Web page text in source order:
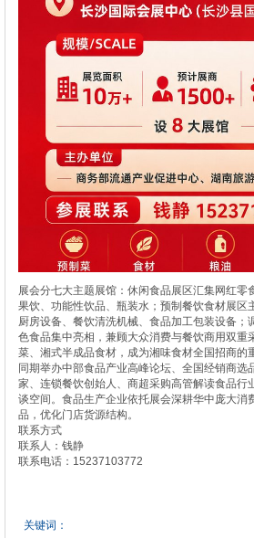
展会分七大主题展馆：休闲食品展区汇集网红
果饮、功能性饮品、瓶装水；预制餐饮食材展
厨房设备、餐饮清洗机械、食品加工包装设备
色食品集中亮相，兼顾大众消费与餐饮商用双
菜、湘式半成品食材，成为湘味食材全国招商的
同期举办中部食品产业高峰论坛、全国经销商
家、连锁餐饮创始人、商超采购高管解读食品
谈空间。食品生产企业依托展会深耕华中庞大
品，优化门店货源结构。
联系方式
联系人：钱静
联系电话：15237103772
关键词：